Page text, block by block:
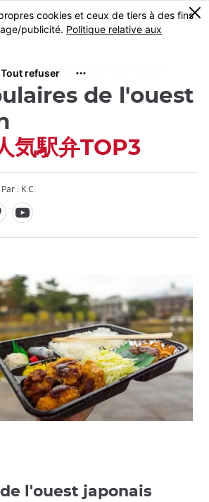
0
ekiben les
de l'ouest
気駅弁TOP3
Par : K.C.
l'ouest japonais